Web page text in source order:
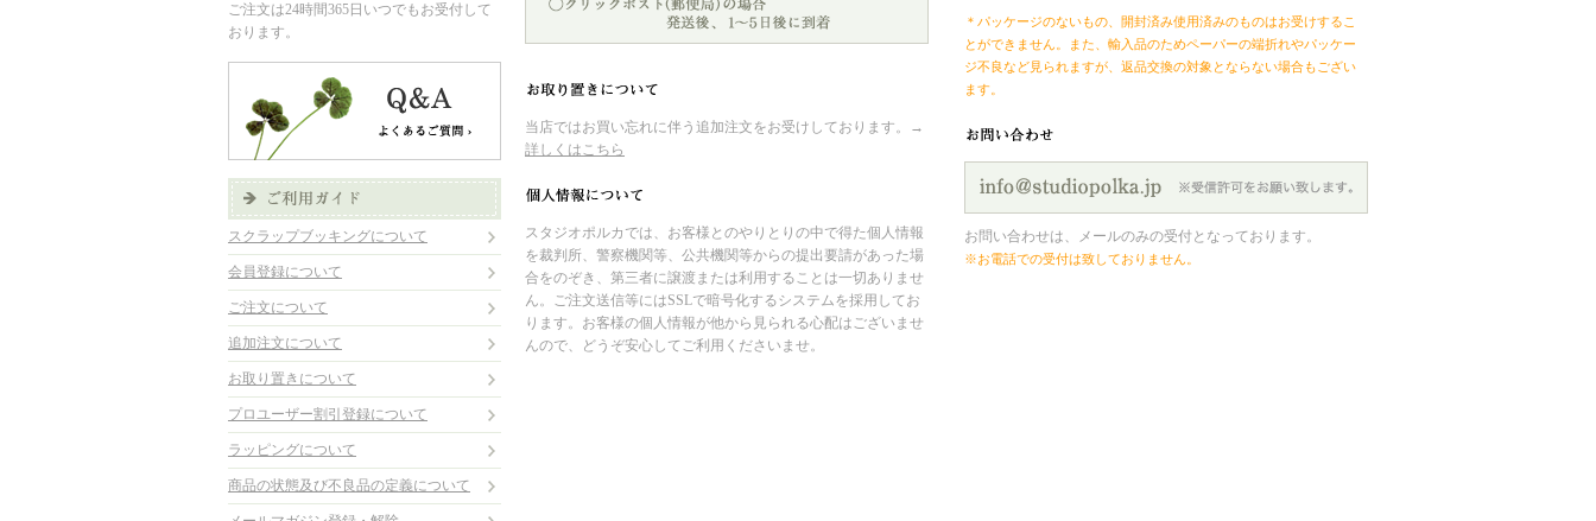
ご注文は24時間365日いつでもお受付して
おります。
スクラップブッキングについて
会員登録について
ご注文について
追加注文について
お取り置きについて
プロユーザー割引登録について
ラッピングについて
商品の状態及び不良品の定義について
当店ではお買い忘れに伴う追加注文をお受けしております。→
詳しくはこちら
スタジオポルカでは、お客様とのやりとりの中で得た個人情報
を裁判所、警察機関等、公共機関等からの提出要請があった場
合をのぞき、第三者に譲渡または利用することは一切ありませ
ん。ご注文送信等にはSSLで暗号化するシステムを採用してお
ります。お客様の個人情報が他から見られる心配はございませ
んので、どうぞ安心してご利用くださいませ。
＊パッケージのないもの、開封済み使用済みのものはお受けするこ
とができません。また、輸入品のためペーパーの端折れやパッケー
ジ不良など見られますが、返品交換の対象とならない場合もござい
ます。
お問い合わせは、メールのみの受付となっております。
※お電話での受付は致しておりません。